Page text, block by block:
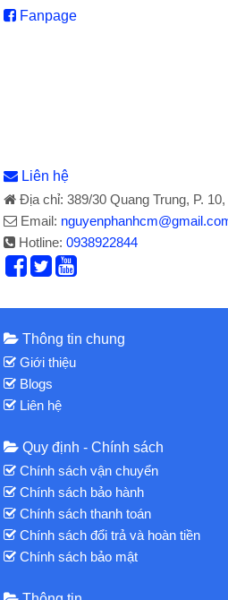
Fanpage
Liên hệ
Địa chỉ: 389/30 Quang Trung, P.
Email:
Hotline:0938922844
Thông tin chung
Giới thiệu
Blogs
Liên hệ
Quy định - Chính sách
Chính sách vận chuyển
Chính sách bảo hành
Chính sách thanh toán
Chính sách đổi trả và hoàn tiền
Chính sách bảo mật